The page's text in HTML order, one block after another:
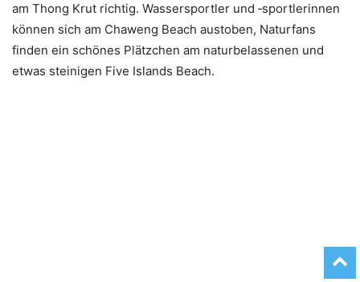
am Thong Krut richtig. Wassersportler und ‑sportlerinnen
können sich am Chaweng Beach austoben, Naturfans
finden ein schönes Plätzchen am naturbelassenen und
etwas steinigen Five Islands Beach.